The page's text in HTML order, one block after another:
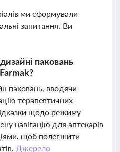
ми сформували
запитання. Ви
паковань
паковань, вводячи
терапевтичних
щодо режиму
навігацію для аптекарів
щоб полегшити
Джерело